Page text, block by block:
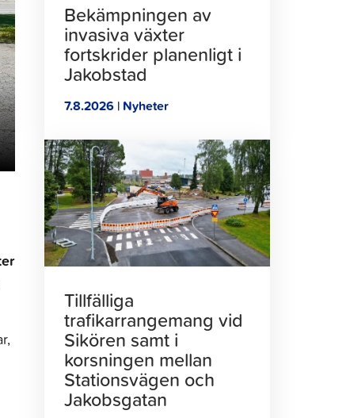
Bekämpningen av
invasiva växter
fortskrider planenligt i
Jakobstad
7.8.2026 | Nyheter
Klicka
för
att
läsa
artikeln
Tillfälliga
trafikarrangemang vid
Sikören samt i
korsningen mellan
Stationsvägen och
Jakobsgatan